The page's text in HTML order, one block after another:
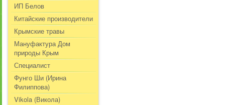
ИП Белов
Китайские производители
Крымские травы
Мануфактура Дом
природы Крым
Специалист
Фунго Ши (Ирина
Филиппова)
Vikola (Викола)